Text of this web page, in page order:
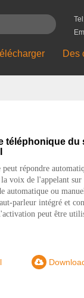
Des
téléphonique
répondre
voix de l'appelant sur
automatique ou
parleur intégré et
peut être